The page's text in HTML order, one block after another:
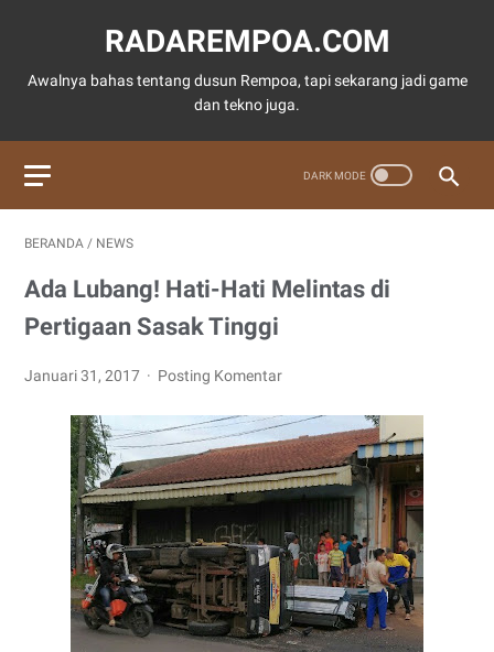
RADAREMPOA.COM
Awalnya bahas tentang dusun Rempoa, tapi sekarang jadi game
dan tekno juga.
BERANDA / NEWS
Ada Lubang! Hati-Hati Melintas di
Pertigaan Sasak Tinggi
Januari 31, 2017 Posting Komentar